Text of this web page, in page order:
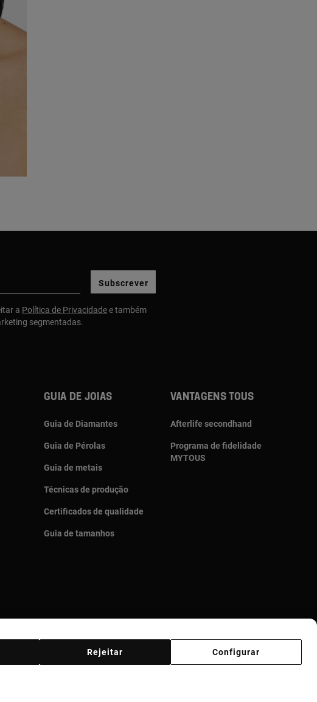
Subscrever
a Política de Privacidadee também
segmentadas.
Guia de joias
Guia de Diamantes
Guia de Pérolas
Guia de metais
Técnicas de produção
Certificados de qualidade
Guia de tamanhos
Vantagens TOUS
Afterlife secondhand
Programa de fidelidade
MYTOUS
Configurar
Rejeitar